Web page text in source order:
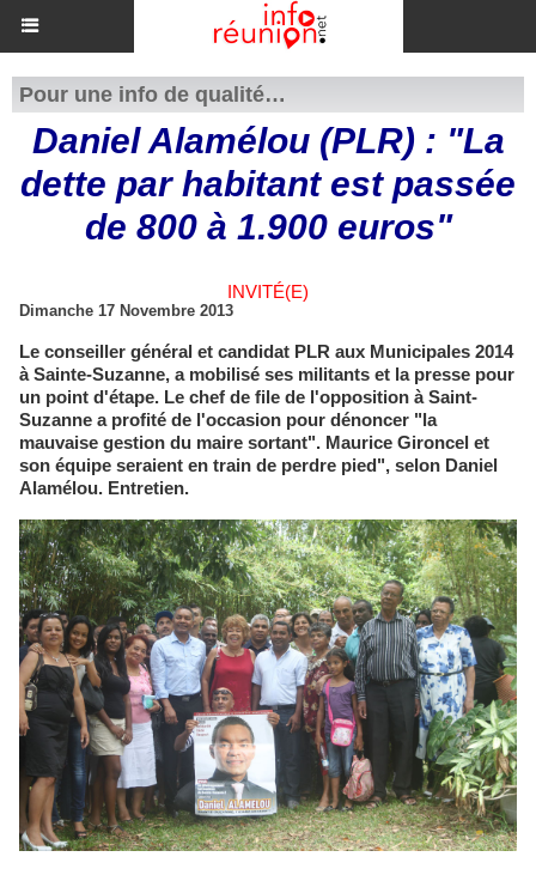
Pour une info de qualité…
Daniel Alamélou (PLR) : "La
dette par habitant est passée
de 800 à 1.900 euros"
INVITÉ(E)
Dimanche 17 Novembre 2013
Le conseiller général et candidat PLR aux Municipales 2014
à Sainte-Suzanne, a mobilisé ses militants et la presse pour
un point d'étape. Le chef de file de l'opposition à Saint-
Suzanne a profité de l'occasion pour dénoncer "la
mauvaise gestion du maire sortant". Maurice Gironcel et
son équipe seraient en train de perdre pied", selon Daniel
Alamélou. Entretien.